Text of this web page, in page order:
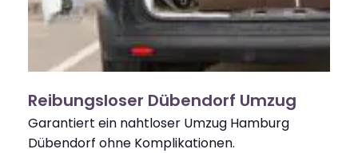
Reibungsloser Dübendorf Umzug
Garantiert ein nahtloser Umzug Hamburg
Dübendorf ohne Komplikationen.